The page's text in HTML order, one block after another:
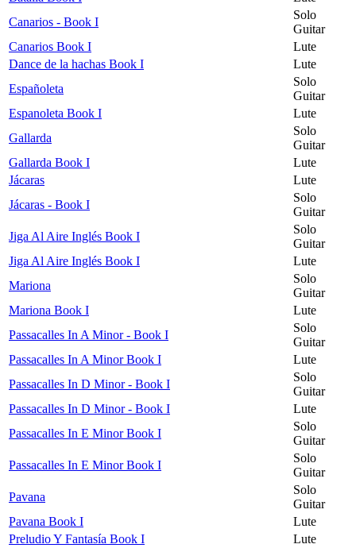
Canarios - Book I
Solo
Guitar
Canarios Book I
Lute
Dance de la hachas Book I
Lute
Españoleta
Solo
Guitar
Espanoleta Book I
Lute
Gallarda
Solo
Guitar
Gallarda Book I
Lute
Jácaras
Lute
Jácaras - Book I
Solo
Guitar
Jiga Al Aire Inglés Book I
Solo
Guitar
Jiga Al Aire Inglés Book I
Lute
Mariona
Solo
Guitar
Mariona Book I
Lute
Passacalles In A Minor - Book I
Solo
Guitar
Passacalles In A Minor Book I
Lute
Passacalles In D Minor - Book I
Solo
Guitar
Passacalles In D Minor - Book I
Lute
Passacalles In E Minor Book I
Solo
Guitar
Passacalles In E Minor Book I
Solo
Guitar
Pavana
Solo
Guitar
Pavana Book I
Lute
Preludio Y Fantasía Book I
Lute